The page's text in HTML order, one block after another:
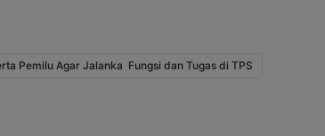
Pemilu Agar Jalanka Fungsi dan Tugas di TPS